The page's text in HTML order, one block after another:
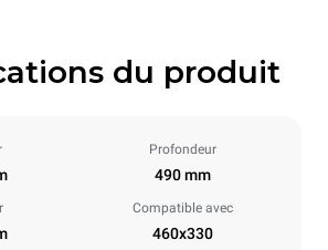
du produit
Profondeur
490 mm
Compatible avec
460x330